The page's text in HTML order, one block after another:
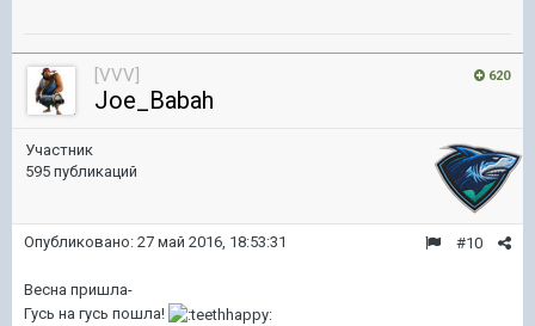
620
[VVV]
Joe_Babah
Участник
595 публикаций
#10
Опубликовано: 27 май 2016, 18:53:31
Весна пришла-
Гусь на гусь пошла!